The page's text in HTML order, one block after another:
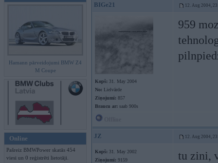
Hamann pārveidojumi BMW Z4
M Coupe
Online
Pašreiz BMWPower skatās 454
viesi un 0 reģistrēti lietotāji.
BIGe21 12. Aug 2004,
Kopš: 31. May 2004
No: Lielvārde
Ziņojumi: 857
Braucu ar: saab 900s
959
JZ 12. Aug 2004,
Kopš: 31. May 2002
Ziņojumi: 9159
tu zini,